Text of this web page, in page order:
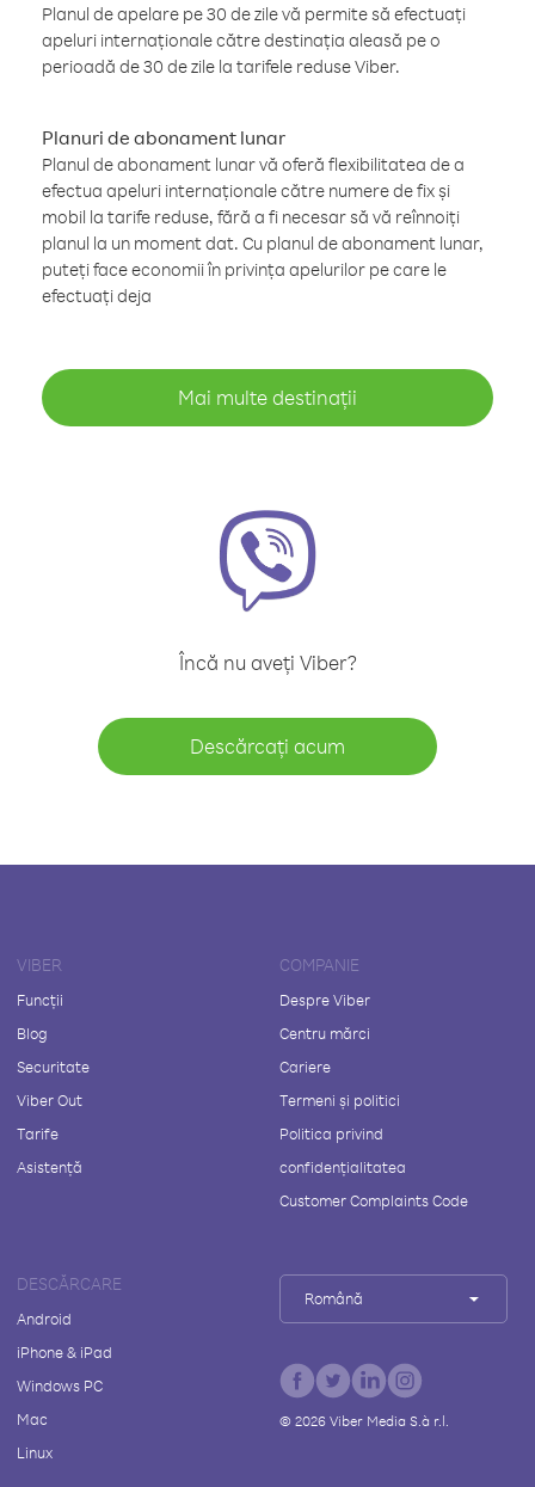
Planul de apelare pe 30 de zile vă permite să efectuați
apeluri internaționale către destinația aleasă pe o
perioadă de 30 de zile la tarifele reduse Viber.
Planuri de abonament lunar
Planul de abonament lunar vă oferă flexibilitatea de a
efectua apeluri internaționale către numere de fix și
mobil la tarife reduse, fără a fi necesar să vă reînnoiți
planul la un moment dat. Cu planul de abonament lunar,
puteți face economii în privința apelurilor pe care le
efectuați deja
Mai multe destinații
Încă nu aveți Viber?
Descărcați acum
VIBER
Funcții
Blog
Securitate
Viber Out
Tarife
Asistență
COMPANIE
Despre Viber
Centru mărci
Cariere
Termeni și politici
Politica privind
confidențialitatea
Customer Complaints Code
DESCĂRCARE
Android
iPhone & iPad
Windows PC
Mac
Linux
Română
© 2026Viber Media S.à r.l.